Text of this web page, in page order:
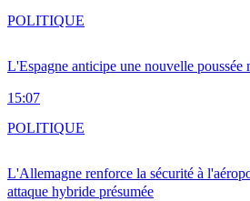
L'Espagne anticipe une nouvelle poussée
15:07
POLITIQUE
L'Allemagne renforce la sécurité à
attaque hybride présumée
POLITIQUE